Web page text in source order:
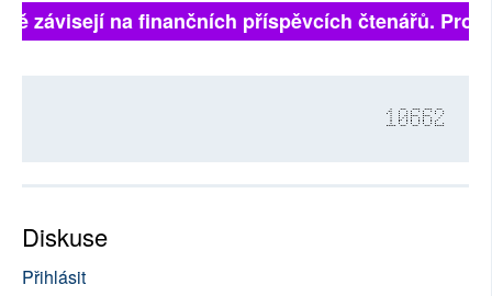
závisejí na finančních příspěvcích čtenářů.
10662
Diskuse
Přihlásit